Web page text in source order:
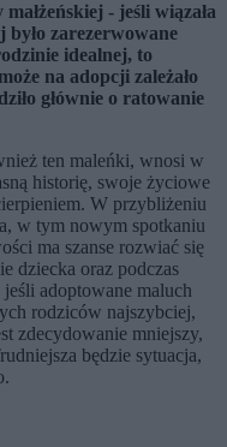
- jeśli wiązała
było zarezerwowane
idealnej, to
na adopcji zależało
głównie o ratowanie
ten maleńki, wnosi w
historię, swoje życiowe
W przybliżeniu
w tym nowym spotkaniu
ma szanse rozwiać się
dziecka oraz podczas
adoptowane maluch
rodziców najszybciej,
zdecydowanie mniejszy,
będzie sytuacja,